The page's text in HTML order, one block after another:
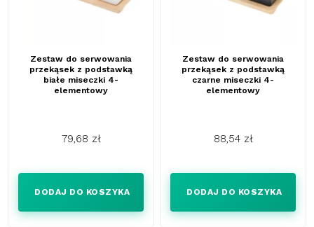
Zestaw do serwowania
przekąsek z podstawką
białe miseczki 4-
elementowy
79,68 zł
DODAJ DO KOSZYKA
Zestaw do serwowania
przekąsek z podstawką
czarne miseczki 4-
elementowy
88,54 zł
DODAJ DO KOSZYKA